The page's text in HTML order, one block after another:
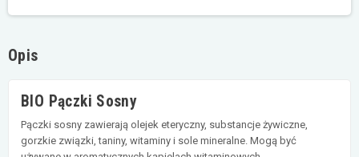
Opis
BIO Pączki Sosny
Pączki sosny zawierają olejek eteryczny, substancje żywiczne,
gorzkie związki, taniny, witaminy i sole mineralne. Mogą być